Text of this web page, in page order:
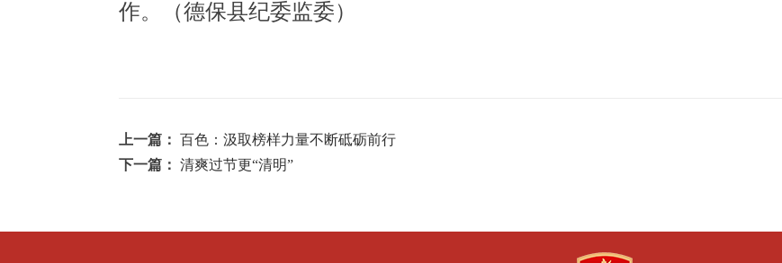
作。（德保县纪委监委）
上一篇： 百色：汲取榜样力量不断砥砺前行
下一篇： 清爽过节更“清明”